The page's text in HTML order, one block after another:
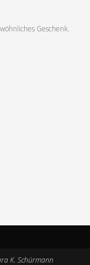
Geschenk.
K. Schürmann